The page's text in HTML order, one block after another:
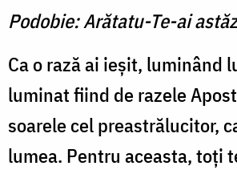
Podobie: Arătatu-Te-ai
Ca o rază ai ieşit, luminând
luminat fiind de razele
soarele cel preastrălucitor,
lumea. Pentru aceasta, toţi